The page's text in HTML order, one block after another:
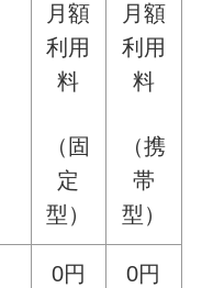
月額
利用
料
（固
定
型）
月額
利用
料
（携
帯
型）
0円 0円